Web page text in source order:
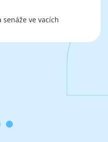
ve vacích